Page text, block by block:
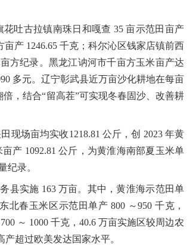
花吐古拉镇南珠日和嘎查35亩示范田亩产
亩产 1246.65 千克；科尔沁区钱家店镇前西
方纪录。黑龙江讷河市千亩方玉米亩产达
多元。辽宁彰武县近万亩沙化耕地在每亩
倍，结合“留高茬”可实现冬春固沙、改善耕
现场亩均实收1218.81 公斤，创 2023 年黄
亩产 1092.81 公斤，为黄淮海南部夏玉米单
纪录。
县实施 163 万亩。其中，黄淮海示范田单
北春玉米区示范田单产800 ～950 千克，
700 ～ 1000 千克， 40.6 万亩实施区较周边农
产超过欧美发达国家水平。